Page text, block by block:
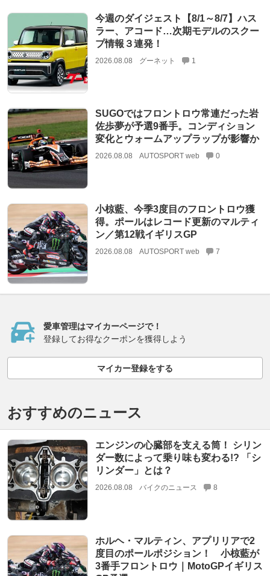
今週のダイジェスト【8/1～8/7】ハス
ラー、アコード…次期モデルのスクー
プ情報３連発！
2026.08.08 グーネット 1
SUGOではフロントロウ常連だった岩
佐歩夢が予選9番手。コンディション
変化とウォームアップラップが影響か
2026.08.08 AUTOSPORT web 0
小椋藍、今季3度目のフロントロウ獲
得。ポールはレコード更新のマルティ
ン／第12戦イギリスGP
2026.08.08 AUTOSPORT web 7
愛車管理はマイカーページで！
登録してお得なクーポンを獲得しよう
マイカー登録をする
おすすめのニュース
エンジンの心臓部を支える筒！ シリン
ダー数によって乗り味も変わる!? 「シ
リンダー」とは？
2026.08.08 バイクのニュース 8
ホルヘ・マルティン、アプリリアで2
度目のポールポジション！ 小椋藍が
3番手フロントロウ｜MotoGPイギリス